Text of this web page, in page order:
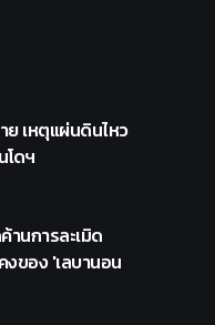
เหตุแผ่นดินไหว
โดฯ
านการละเมิด
ของ 'เลบานอน